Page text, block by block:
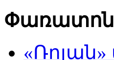
Փառատոն